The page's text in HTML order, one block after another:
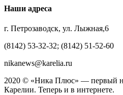
Наши адреса
г. Петрозаводск, ул. Лыжная,6
(8142) 53-32-32; (8142) 51-52-60
nikanews@karelia.ru
2020 © «Ника Плюс» — первый
Карелии. Теперь и в интернете.